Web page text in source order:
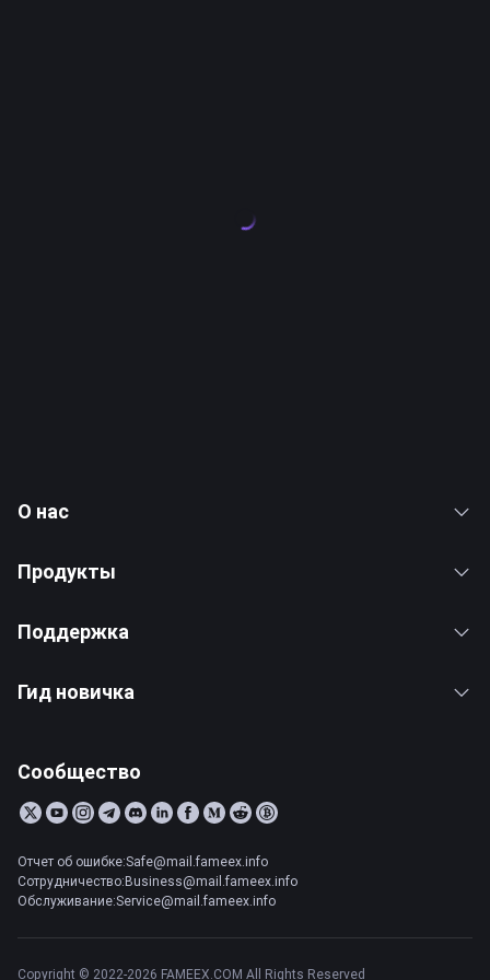
О нас
Продукты
Поддержка
Гид новичка
Сообщество
Отчет об ошибке:Safe@mail.fameex.info
Сотрудничество:Business@mail.fameex.info
Обслуживание:Service@mail.fameex.info
Copyright © 2022-2026 FAMEEX.COM All Rights Reserved